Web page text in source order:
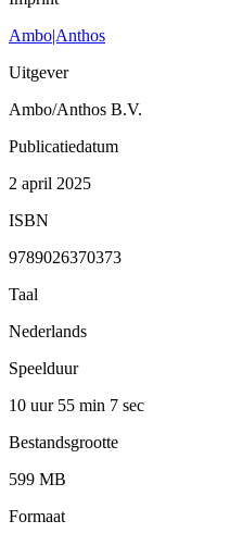
Ambo|Anthos
Uitgever
Ambo/Anthos B.V.
Publicatiedatum
2 april 2025
ISBN
9789026370373
Taal
Nederlands
Speelduur
10 uur 55 min 7 sec
Bestandsgrootte
599 MB
Formaat